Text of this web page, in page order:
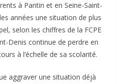
à Pantin et en Seine-Saint-
années une situation de plus
selon les chiffres de la FCPE
Denis continue de perdre en
à l’échelle de sa scolarité.
aggraver une situation déjà